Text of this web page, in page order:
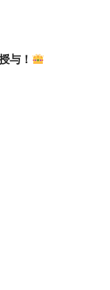
与！